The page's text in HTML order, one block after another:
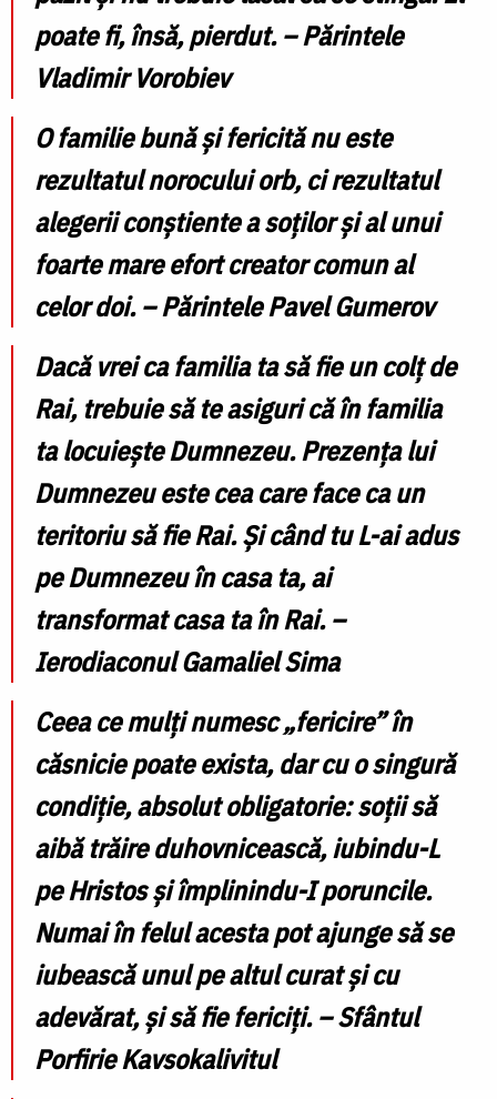
poate fi, însă, pierdut. – Părintele
Vladimir Vorobiev
O familie bună şi fericită nu este
rezultatul norocului orb, ci rezultatul
alegerii conştiente a soţilor şi al unui
foarte mare efort creator comun al
celor doi. – Părintele Pavel Gumerov
Dacă vrei ca familia ta să fie un colţ de
Rai, trebuie să te asiguri că în familia
ta locuieşte Dumnezeu. Prezenţa lui
Dumnezeu este cea care face ca un
teritoriu să fie Rai. Şi când tu L-ai adus
pe Dumnezeu în casa ta, ai
transformat casa ta în Rai. –
Ierodiaconul Gamaliel Sima
Ceea ce mulți numesc „fericire” în
căsnicie poate exista, dar cu o singură
condiție, absolut obligatorie: soții să
aibă trăire duhovnicească, iubindu-L
pe Hristos și împlinindu-I poruncile.
Numai în felul acesta pot ajunge să se
iubească unul pe altul curat și cu
adevărat, și să fie fericiți. – Sfântul
Porfirie Kavsokalivitul